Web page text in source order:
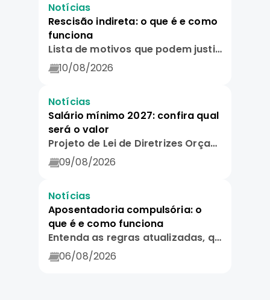
Notícias
Rescisão indireta: o que é e como
funciona
Lista de motivos que podem justificar a rescisão indireta e quais são os direitos do trabalhador.
10/08/2026
Notícias
Salário mínimo 2027: confira qual
será o valor
Projeto de Lei de Diretrizes Orçamentárias (PLDO) enviado ao Congresso Nacional projeta novo reajuste salarial.
09/08/2026
Notícias
Aposentadoria compulsória: o
que é e como funciona
Entenda as regras atualizadas, qual a idade limite e quem tem direito.
06/08/2026